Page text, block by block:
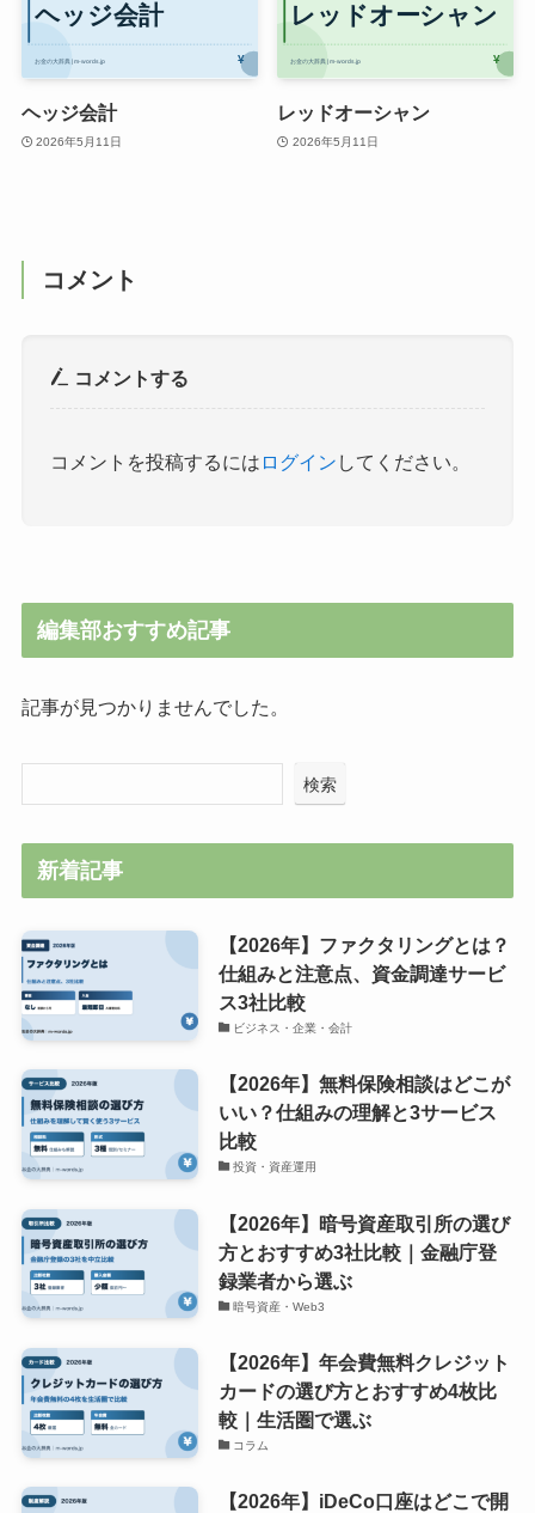
ヘッジ会計
2026年5月11日
レッドオーシャン
2026年5月11日
コメント
コメントする
コメントを投稿するには ログイン してください。
編集部おすすめ記事
記事が見つかりませんでした。
検索
新着記事
【2026年】ファクタリングとは？
仕組みと注意点、資金調達サービ
ス3社比較
ビジネス・企業・会計
【2026年】無料保険相談はどこが
いい？仕組みの理解と3サービス
比較
投資・資産運用
【2026年】暗号資産取引所の選び
方とおすすめ3社比較｜金融庁登
録業者から選ぶ
暗号資産・Web3
【2026年】年会費無料クレジット
カードの選び方とおすすめ4枚比
較｜生活圏で選ぶ
コラム
【2026年】iDeCo口座はどこで開